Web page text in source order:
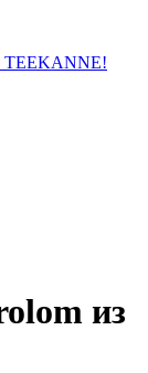
TEEKANNE!
из